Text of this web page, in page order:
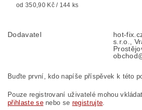
od 350,90 Kč / 144 ks
Dodavatel
hot-
s.r.o.,
Buďte první, kdo napíše příspěvek k této
Pouze registrovaní uživatelé mohou
přihlaste senebo se registrujte